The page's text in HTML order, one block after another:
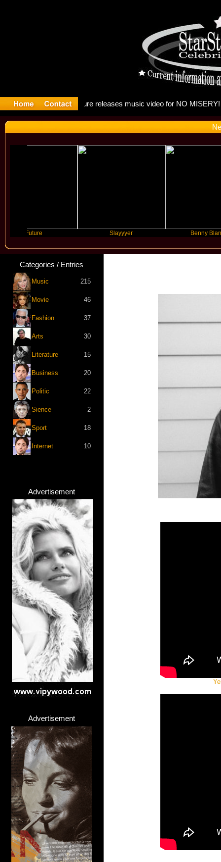
Slayyyer Benny Blanco
Categories / Entries
Music 215
Movie 46
Fashion 37
Arts 30
Literature 15
Business 20
Politic 22
Sience 2
Sport 18
Internet 10
Advertisement
Advertisement